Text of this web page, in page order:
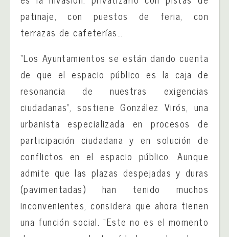
patinaje, con puestos de feria, con
terrazas de cafeterías…
“Los Ayuntamientos se están dando cuenta
de que el espacio público es la caja de
resonancia de nuestras exigencias
ciudadanas”, sostiene González Virós, una
urbanista especializada en procesos de
participación ciudadana y en solución de
conflictos en el espacio público. Aunque
admite que las plazas despejadas y duras
(pavimentadas) han tenido muchos
inconvenientes, considera que ahora tienen
una función social. “Este no es el momento